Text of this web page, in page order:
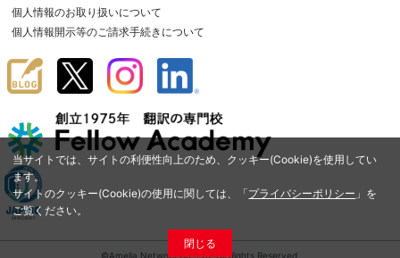
当サイトでは、サイトの利便性向上のため、クッキー(Cookie)を使用してい
ます。
サイトのクッキー(Cookie)の使用に関しては、「プライバシーポリシー 」を
ご覧ください。
閉じる
個人情報のお取り扱いについて
個人情報開示等のご請求手続きについて
©Amelia Network Co.,Ltd. All Rights Reserved.